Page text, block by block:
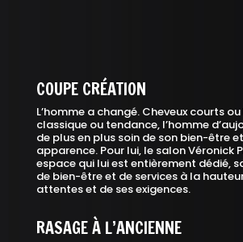
COUPE CRÉATION
L’homme a changé. Cheveux courts
classique ou tendance, l’homme
de plus en plus soin de son bien-être
apparence. Pour lui, le salon Véronick
espace qui lui est entièrement dédié,
de bien-être et de services à la
attentes et de ses exigences.
RASAGE À L’ANCIENNE